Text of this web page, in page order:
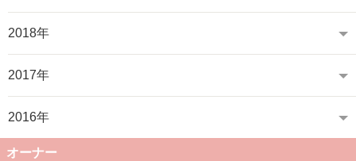
2018年
2017年
2016年
オーナー